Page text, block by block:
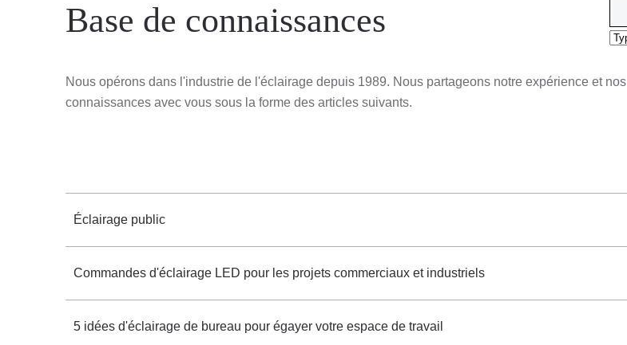
Base de connaissances
Nous opérons dans l'industrie de l'éclairage depuis 1989. Nous partageons notre expérience et nos
connaissances avec vous sous la forme des articles suivants.
Éclairage public
Commandes d'éclairage LED pour les projets commerciaux et industriels
5 idées d'éclairage de bureau pour égayer votre espace de travail